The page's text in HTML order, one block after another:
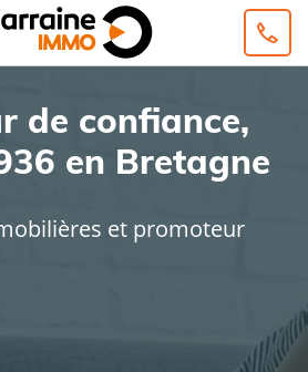
de confiance,
en Bretagne
et promoteur